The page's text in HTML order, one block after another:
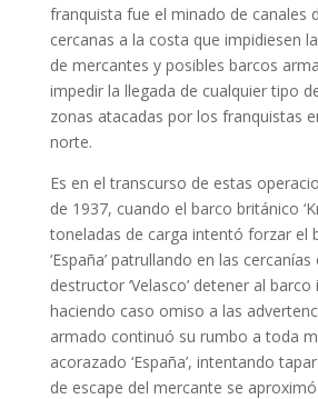
franquista fue el minado de canales
cercanas a la costa que impidiesen
de mercantes y posibles barcos
impedir la llegada de cualquier tipo
zonas atacadas por los franquistas
norte.
Es en el transcurso de estas
de 1937, cuando el barco británico
toneladas de carga intentó forzar el
‘España’ patrullando en las
destructor ‘Velasco’ detener al barco
haciendo caso omiso a las
armado continuó su rumbo a toda
acorazado ‘España’, intentando
de escape del mercante se